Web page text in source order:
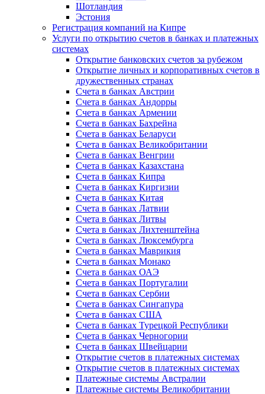
Шотландия
Эстония
Регистрация компаний на Кипре
Услуги по открытию счетов в банках и платежных
системах
Открытие банковских счетов за рубежом
Открытие личных и корпоративных счетов в
дружественных странах
Счета в банках Австрии
Счета в банках Андорры
Счета в банках Армении
Счета в банках Бахрейна
Счета в банках Беларуси
Счета в банках Великобритании
Счета в банках Венгрии
Счета в банках Казахстана
Счета в банках Кипра
Счета в банках Киргизии
Счета в банках Китая
Счета в банках Латвии
Счета в банках Литвы
Счета в банках Лихтенштейна
Счета в банках Люксембурга
Счета в банках Маврикия
Счета в банках Монако
Счета в банках ОАЭ
Счета в банках Португалии
Счета в банках Сербии
Счета в банках Сингапура
Счета в банках США
Счета в банках Турецкой Республики
Счета в банках Черногории
Счета в банках Швейцарии
Открытие счетов в платежных системах
Открытие счетов в платежных системах
Платежные системы Австралии
Платежные системы Великобритании